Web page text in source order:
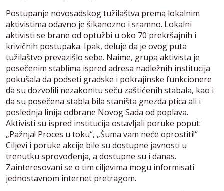
Postupanje novosadskog tužilaštva prema lokalnim
aktivistima odavno je šikanozno i sramno. Lokalni
aktivisti se brane od optužbi u oko 70 prekršajnih i
krivičnih postupaka. Ipak, deluje da je ovog puta
tužilaštvo prevazišlo sebe. Naime, grupa aktivista je
posečenim stablima ispred adresa nadležnih institucija
pokušala da podseti gradske i pokrajinske funkcionere
da su dozvolili nezakonitu seču zaštićenih stabala, kao i
da su posečena stabla bila staništa gnezda ptica ali i
poslednja linija odbrane Novog Sada od poplava.
Aktivisti su ispred institucija ostavljali poruke poput:
„Pažnja! Proces u toku“, „Šuma vam neće oprostiti!“
Ciljevi i poruke akcije bile su dostupne javnosti u
trenutku sprovođenja, a dostupne su i danas.
Zainteresovani se o tim ciljevima mogu informisati
jednostavnom internet pretragom.